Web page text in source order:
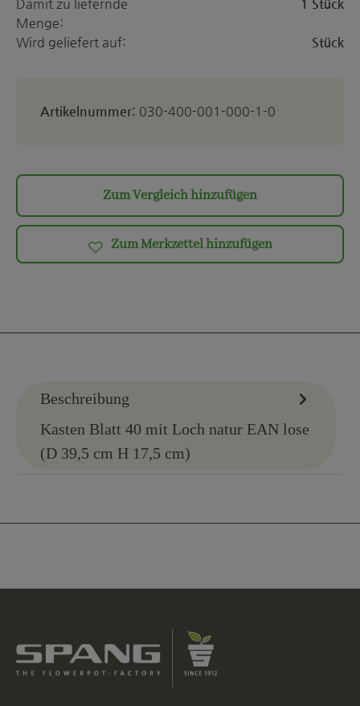
Damit zu liefernde
Menge:
1 Stück
Wird geliefert auf: Stück
Artikelnummer: 030-400-001-000-1-0
Zum Vergleich hinzufügen
Zum Merkzettel hinzufügen
Beschreibung
Kasten Blatt 40 mit Loch natur EAN lose
(D 39,5 cm H 17,5 cm)